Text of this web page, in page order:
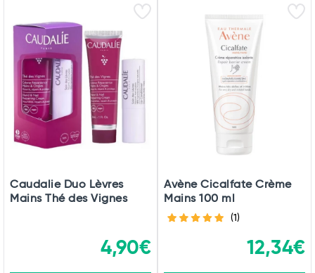
Caudalie Duo Lèvres
Mains Thé des Vignes
4,90€
Avène Cicalfate Crème
Mains 100 ml
(1)
12,34€